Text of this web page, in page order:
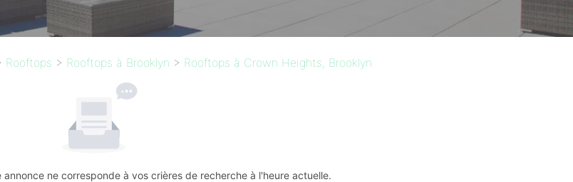
Rooftops > Rooftops à Brooklyn > Rooftops à Crown Heights, Brooklyn
ne corresponde à vos crières de recherche à l'heure actuelle.